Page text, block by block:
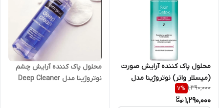
محلول پاک کننده آرایش صورت
(میسلار واتر) نوتروژینا مدل
Skin Detox حجم 400 میلی لیتر
1,390,000
7%
1,290,000
محلول پاک کننده آرایش چشم
نوتروژینا مدل Deep Cleaner